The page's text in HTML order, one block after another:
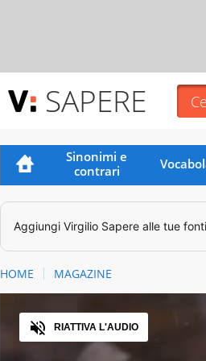
SAPERE
Sinonimi e
contrari
Aggiungi Virgilio Sapere alle tue
HOME MAGAZINE
Audio
RIATTIVA L'AUDIO